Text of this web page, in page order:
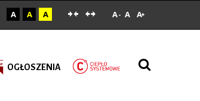
A A A A- A A+
OGŁOSZENIA